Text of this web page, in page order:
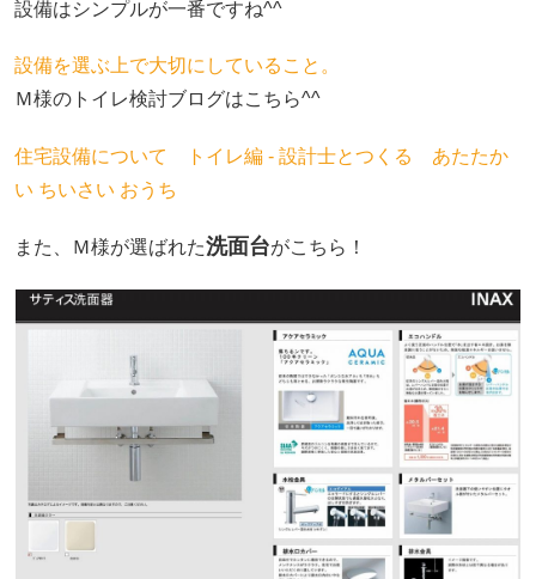
設備はシンプルが一番ですね^^
設備を選ぶ上で大切にしていること。
Ｍ様のトイレ検討ブログはこちら^^
住宅設備について トイレ編 - 設計士とつくる あたたか
い ちいさい おうち
また、Ｍ様が選ばれた洗面台がこちら！